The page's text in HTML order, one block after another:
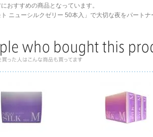
おすすめの商品となっています。
ト ニューシルクゼリー 50本入」で大切な夜をパート